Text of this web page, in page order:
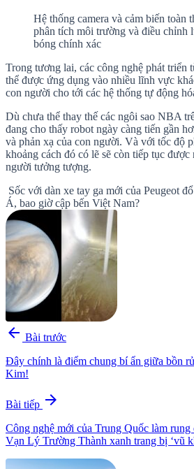
Hệ thống camera và cảm biến toàn
phân tích môi trường và điều chỉnh
bóng chính xác
Trong tương lai, các công nghệ phát triển
thể được ứng dụng vào nhiều lĩnh vực
con người cho tới các hệ thống tự động
Dù chưa thể thay thế các ngôi sao NBA
đang cho thấy robot ngày càng tiến gần
và phản xạ của con người. Và với tốc độ
khoảng cách đó có lẽ sẽ còn tiếp tục
người tưởng tượng.
Sốc với dàn xe tay ga mới của Peugeot
Á, bao giờ cập bến Việt Nam?
arrow_back Bài trước
Đây chính là điểm chung bí ẩn giữa bồn
Kim!
Bài tiếp arrow_forward
Công nghệ mới của Trung Quốc làm rung
Vạn Lý Trường Thành xanh trang bị ‘vũ